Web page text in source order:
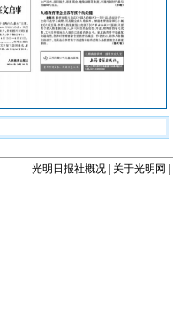
光明日报社概况 关于光明网